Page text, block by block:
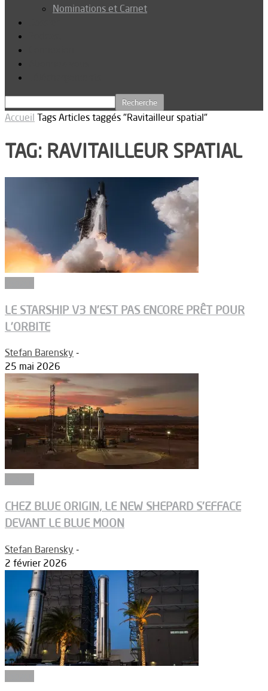
Nominations et Carnet
Accueil Tags Articles taggés "Ravitailleur spatial"
TAG: RAVITAILLEUR SPATIAL
LE STARSHIP V3 N’EST PAS ENCORE PRÊT POUR
L’ORBITE
Stefan Barensky -
25 mai 2026
CHEZ BLUE ORIGIN, LE NEW SHEPARD S’EFFACE
DEVANT LE BLUE MOON
Stefan Barensky -
2 février 2026